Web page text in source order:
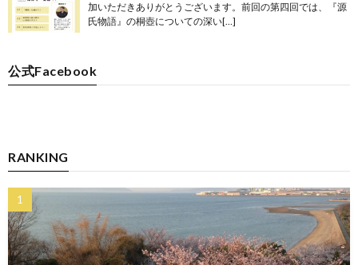
加いただきありがとうございます。前回の第四回では、『源
氏物語』の桐壺についての深い[…]
公式Facebook
RANKING